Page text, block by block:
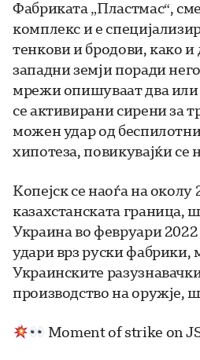
Фабриката „Пластмас“,
комплекс и е
тенкови и бродови, како и
западни земји поради
мрежи опишуваат два или
се активирани сирени за
можен удар од
хипотеза, повикувајќи се
Копејск се наоѓа на
казахстанската граница,
Украина во февруари
удари врз руски фабрики,
Украинските
производство на оружје,
Moment of strike on